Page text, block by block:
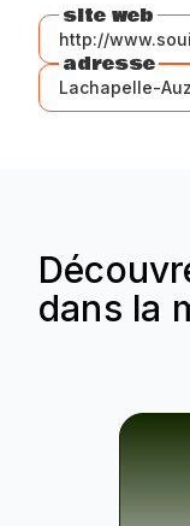
site web
http://
adresse
Lachapelle-
dans la